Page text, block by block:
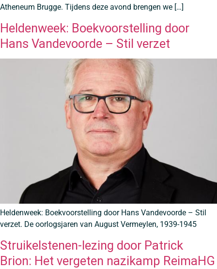
Atheneum Brugge. Tijdens deze avond brengen we […]
Heldenweek: Boekvoorstelling door
Hans Vandevoorde – Stil verzet
Heldenweek: Boekvoorstelling door Hans Vandevoorde – Stil
verzet. De oorlogsjaren van August Vermeylen, 1939-1945
Struikelstenen-lezing door Patrick
Brion: Het vergeten nazikamp ReimaHG